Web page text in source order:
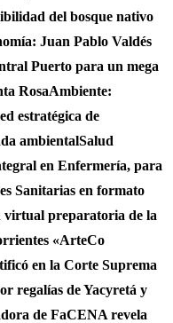
del bosque nativo
Juan Pablo Valdés
Puerto para un mega
RosaAmbiente:
estratégica de
ambientalSalud
en Enfermería, para
Sanitarias en formato
preparatoria de la
«ArteCo
en la Corte Suprema
regalías de Yacyretá y
de FaCENA revela